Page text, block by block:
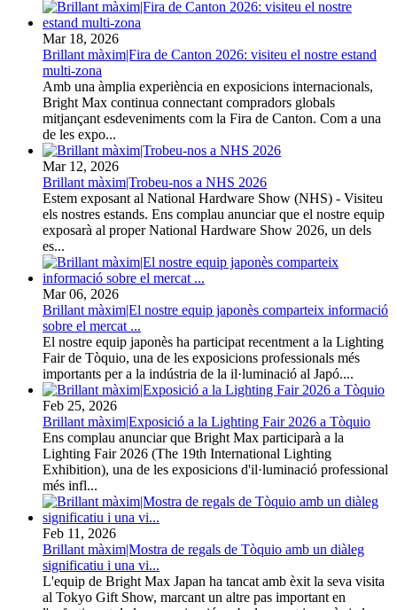
Mar 18, 2026
Brillant màxim|Fira de Canton 2026: visiteu el nostre estand
multi-zona
Amb una àmplia experiència en exposicions internacionals,
Bright Max continua connectant compradors globals
mitjançant esdeveniments com la Fira de Canton. Com a una
de les expo...
Mar 12, 2026
Brillant màxim|Trobeu-nos a NHS 2026
Estem exposant al National Hardware Show (NHS) - Visiteu
els nostres estands. Ens complau anunciar que el nostre equip
exposarà al proper National Hardware Show 2026, un dels
es...
Mar 06, 2026
Brillant màxim|El nostre equip japonès comparteix informació
sobre el mercat ...
El nostre equip japonès ha participat recentment a la Lighting
Fair de Tòquio, una de les exposicions professionals més
importants per a la indústria de la il·luminació al Japó....
Feb 25, 2026
Brillant màxim|Exposició a la Lighting Fair 2026 a Tòquio
Ens complau anunciar que Bright Max participarà a la
Lighting Fair 2026 (The 19th International Lighting
Exhibition), una de les exposicions d'il·luminació professional
més infl...
Feb 11, 2026
Brillant màxim|Mostra de regals de Tòquio amb un diàleg
significatiu i una vi...
L'equip de Bright Max Japan ha tancat amb èxit la seva visita
al Tokyo Gift Show, marcant un altre pas important en